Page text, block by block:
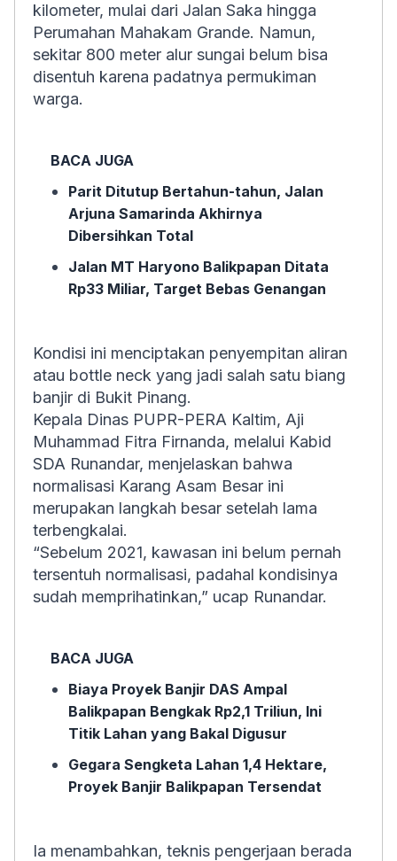
kilometer, mulai dari Jalan Saka hingga
Perumahan Mahakam Grande. Namun,
sekitar 800 meter alur sungai belum bisa
disentuh karena padatnya permukiman
warga.
BACA JUGA
Parit Ditutup Bertahun-tahun, Jalan
Arjuna Samarinda Akhirnya
Dibersihkan Total
Jalan MT Haryono Balikpapan Ditata
Rp33 Miliar, Target Bebas Genangan
Kondisi ini menciptakan penyempitan aliran
atau bottle neck yang jadi salah satu biang
banjir di Bukit Pinang.
Kepala Dinas PUPR-PERA Kaltim, Aji
Muhammad Fitra Firnanda, melalui Kabid
SDA Runandar, menjelaskan bahwa
normalisasi Karang Asam Besar ini
merupakan langkah besar setelah lama
terbengkalai.
“Sebelum 2021, kawasan ini belum pernah
tersentuh normalisasi, padahal kondisinya
sudah memprihatinkan,” ucap Runandar.
BACA JUGA
Biaya Proyek Banjir DAS Ampal
Balikpapan Bengkak Rp2,1 Triliun, Ini
Titik Lahan yang Bakal Digusur
Gegara Sengketa Lahan 1,4 Hektare,
Proyek Banjir Balikpapan Tersendat
Ia menambahkan, teknis pengerjaan berada